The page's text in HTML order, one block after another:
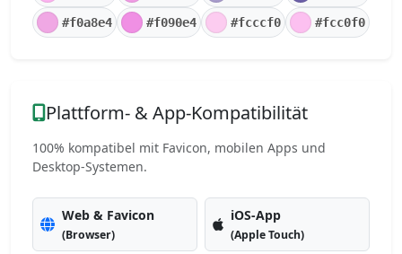
#f0a8e4 #f090e4 #fcccf0 #fcc0f0
Plattform- & App-Kompatibilität
100% kompatibel mit Favicon, mobilen Apps und
Desktop-Systemen.
Web & Favicon
(Browser)
iOS-App
(Apple Touch)